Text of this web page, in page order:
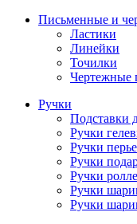
Письменные и
Ластики
Линейки
Точилки
Чертежные
Ручки
Подставки
Ручки
Ручки
Ручки
Ручки
Ручки
Ручки